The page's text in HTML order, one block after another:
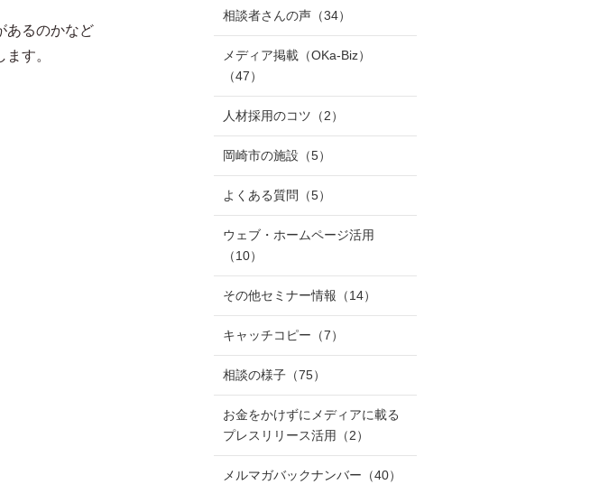
あるのかなど
す。
相談者さんの声 （34）
メディア掲載（OKa-Biz）
（47）
人材採用のコツ （2）
岡崎市の施設 （5）
よくある質問 （5）
ウェブ・ホームページ活用
（10）
その他セミナー情報 （14）
キャッチコピー （7）
相談の様子 （75）
お金をかけずにメディアに載る
プレスリリース活用
（2）
メルマガバックナンバー （40）